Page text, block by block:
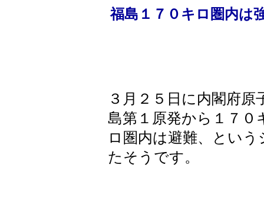
福島１７０キロ圏内は
３月２５日に内閣府
島第１原発から１７０
ロ圏内は避難、とい
たそうです。